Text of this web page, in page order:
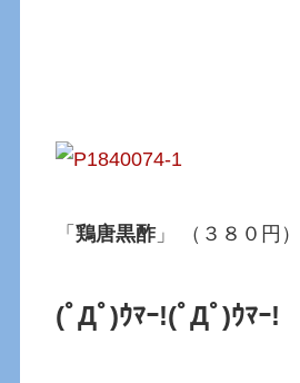
「鶏唐黒酢」 （３８０円）
(ﾟДﾟ)ｳﾏｰ!(ﾟДﾟ)ｳﾏｰ!